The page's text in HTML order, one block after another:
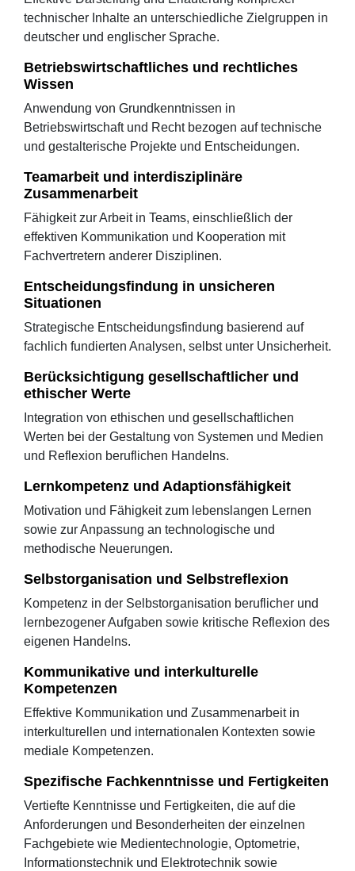
technischer Inhalte an unterschiedliche Zielgruppen in
deutscher und englischer Sprache.
Betriebswirtschaftliches und rechtliches
Wissen
Anwendung von Grundkenntnissen in
Betriebswirtschaft und Recht bezogen auf technische
und gestalterische Projekte und Entscheidungen.
Teamarbeit und interdisziplinäre
Zusammenarbeit
Fähigkeit zur Arbeit in Teams, einschließlich der
effektiven Kommunikation und Kooperation mit
Fachvertretern anderer Disziplinen.
Entscheidungsfindung in unsicheren
Situationen
Strategische Entscheidungsfindung basierend auf
fachlich fundierten Analysen, selbst unter Unsicherheit.
Berücksichtigung gesellschaftlicher und
ethischer Werte
Integration von ethischen und gesellschaftlichen
Werten bei der Gestaltung von Systemen und Medien
und Reflexion beruflichen Handelns.
Lernkompetenz und Adaptionsfähigkeit
Motivation und Fähigkeit zum lebenslangen Lernen
sowie zur Anpassung an technologische und
methodische Neuerungen.
Selbstorganisation und Selbstreflexion
Kompetenz in der Selbstorganisation beruflicher und
lernbezogener Aufgaben sowie kritische Reflexion des
eigenen Handelns.
Kommunikative und interkulturelle
Kompetenzen
Effektive Kommunikation und Zusammenarbeit in
interkulturellen und internationalen Kontexten sowie
mediale Kompetenzen.
Spezifische Fachkenntnisse und Fertigkeiten
Vertiefte Kenntnisse und Fertigkeiten, die auf die
Anforderungen und Besonderheiten der einzelnen
Fachgebiete wie Medientechnologie, Optometrie,
Informationstechnik und Elektrotechnik sowie